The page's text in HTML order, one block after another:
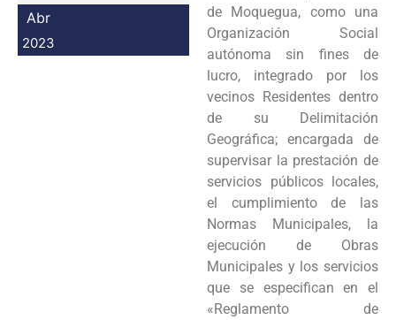
Abr
2023
de Moquegua, como una
Organización Social
autónoma sin fines de
lucro, integrado por los
vecinos Residentes dentro
de su Delimitación
Geográfica; encargada de
supervisar la prestación de
servicios públicos locales,
el cumplimiento de las
Normas Municipales, la
ejecución de Obras
Municipales y los servicios
que se especifican en el
«Reglamento de